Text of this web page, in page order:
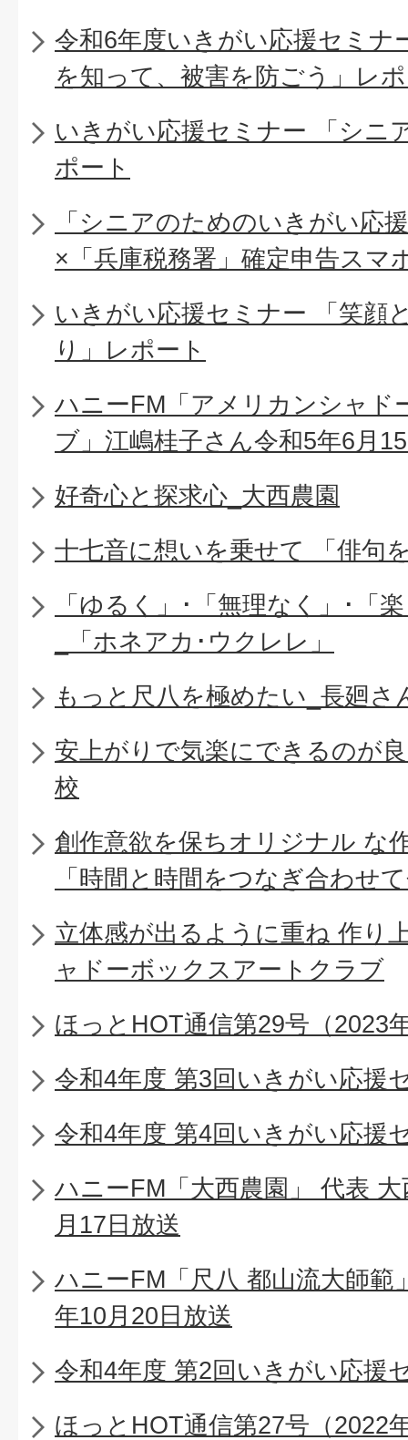
令和6年度いきがい応援セミナ
を知って、被害を防ごう」レ
いきがい応援セミナー 「シニ
ポート
「シニアのためのいきがい応
×「兵庫税務署」確定申告スマ
いきがい応援セミナー 「笑顔
り」レポート
ハニーFM「アメリカンシャド
ブ」江嶋桂子さん令和5年6月
好奇心と探求心_大西農園
十七音に想いを乗せて 「俳句
「ゆるく」･「無理なく」･「
_「ホネアカ･ウクレレ」
もっと尺八を極めたい_長廻さ
安上がりで気楽にできるのが
校
創作意欲を保ちオリジナル な
「時間と時間をつなぎ合わせ
立体感が出るように重ね 作り
ャドーボックスアートクラブ
ほっとHOT通信第29号（2023
令和4年度 第3回いきがい応援
令和4年度 第4回いきがい応援
ハニーFM「大西農園」 代表
月17日放送
ハニーFM「尺八 都山流大師範
年10月20日放送
令和4年度 第2回いきがい応援
ほっとHOT通信第27号（2022